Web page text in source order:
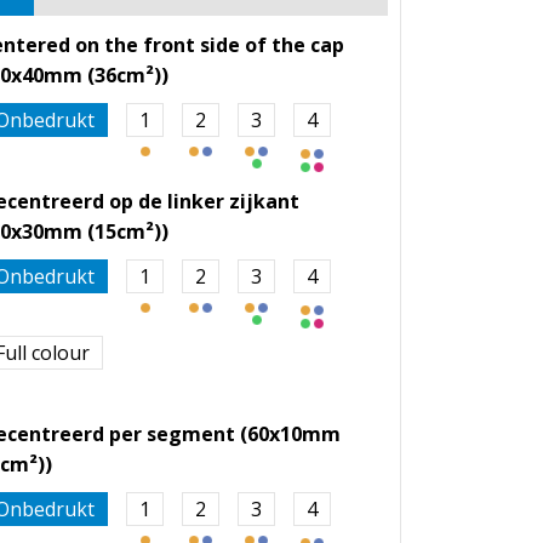
on the front side of the cap
(36cm²))
1 2 3 4
op de linker zijkant
(15cm²))
1 2 3 4
colour
per segment (60x10mm
1 2 3 4